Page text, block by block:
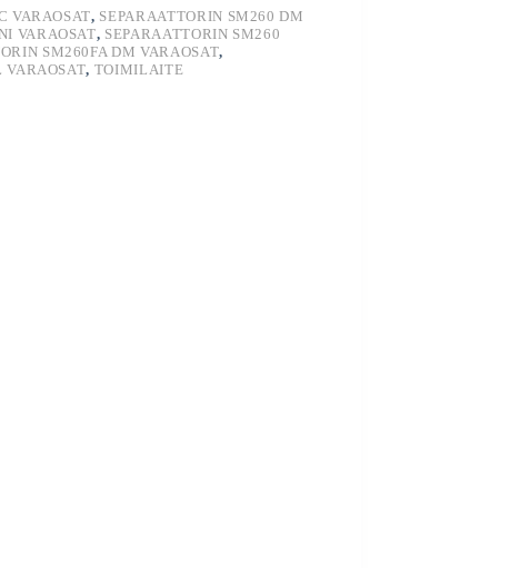
VARAOSAT, SEPARAATTORIN SM260 DM
VARAOSAT, SEPARAATTORIN SM260
SM260FA DM VARAOSAT,
VARAOSAT, TOIMILAITE